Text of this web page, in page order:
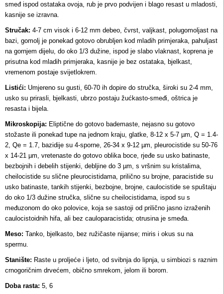
smeđ ispod ostataka ovoja, rub je prvo podvijen i blago resast u mladosti,
kasnije se izravna.
Stručak: 4-7 cm visok i 6-12 mm debeo, čvrst, valjkast, polugomoljast na
bazi, gomolj je ponekad gotovo obrubljen kod mladih primjeraka, pahuljast
na gornjem dijelu, do oko 1/3 dužine, ispod je slabo vlaknast, koprena je
prisutna kod mladih primjeraka, kasnije je bez ostataka, bjelkast,
vremenom postaje svijetlokrem.
Listići: Umjereno su gusti, 60-70 ih dopire do stručka, široki su 2-4 mm,
usko su prirasli, bjelkasti, ubrzo postaju žućkasto-smeđi, oštrica je
resasta i bijela.
Mikroskopija: Eliptične do gotovo bademaste, nejasno su gotovo
stožaste ili ponekad tupe na jednom kraju, glatke, 8-12 x 5-7 µm, Q = 1.4-
2, Qe = 1.7, bazidije su 4-sporne, 26-34 x 9-12 µm, pleurocistide su 50-76
x 14-21 µm, vretenaste do gotovo oblika boce, rjeđe su usko batinaste,
bezbojnih i debelih stijenki, debljine do 3 µm, s vršnim su kristalima,
cheilocistide su slične pleurocistidama, prilično su brojne, paracistide su
usko batinaste, tankih stijenki, bezbojne, brojne, caulocistide se spuštaju
do oko 1/3 dužine stručka, slične su cheilocistidama, ispod su s
međuzonom do oko polovice, koja se sastoji od prilično jasno izraženih
caulocistoidnih hifa, ali bez cauloparacistida; otrusina je smeđa.
Meso: Tanko, bjelkasto, bez ružičaste nijanse; miris i okus su na
spermu.
Stanište: Raste u proljeće i ljeto, od svibnja do lipnja, u simbiozi s raznim
crnogoričnim drvećem, obično smrekom, jelom ili borom.
Doba rasta: 5, 6